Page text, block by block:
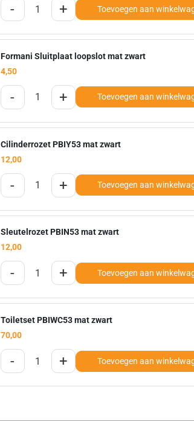
- + Toevoegen aan
Formani Sluitplaat loopslot mat zwart
4,50
- + Toevoegen aan
Cilinderrozet PBIY53 mat zwart
12,00
- + Toevoegen aan
Sleutelrozet PBIN53 mat zwart
12,00
- + Toevoegen aan
Toiletset PBIWC53 mat zwart
70,00
- + Toevoegen aan